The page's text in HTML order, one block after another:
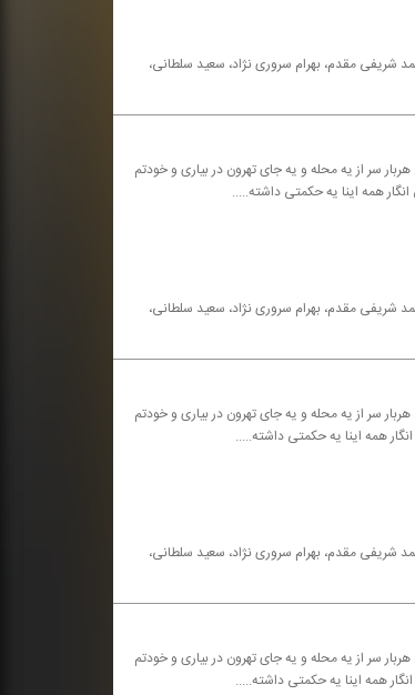
شریفی مقدم، بهرام سروری نژاد، سعید سلطانی،
سر از یه محله و یه جای تهرون در بیاری و خودتم
همه اینا یه حكمتی داشته.....
شریفی مقدم، بهرام سروری نژاد، سعید سلطانی،
سر از یه محله و یه جای تهرون در بیاری و خودتم
همه اینا یه حكمتی داشته.....
شریفی مقدم، بهرام سروری نژاد، سعید سلطانی،
سر از یه محله و یه جای تهرون در بیاری و خودتم
همه اینا یه حكمتی داشته.....